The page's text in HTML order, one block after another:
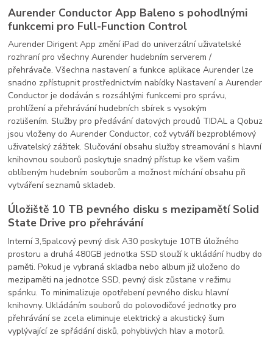
Aurender Conductor App Baleno s pohodlnými
funkcemi pro Full-Function Control
Aurender Dirigent App změní iPad do univerzální uživatelské
rozhraní pro všechny Aurender hudebním serverem /
přehrávače. Všechna nastavení a funkce aplikace Aurender lze
snadno zpřístupnit prostřednictvím nabídky Nastavení a Aurender
Conductor je dodáván s rozsáhlými funkcemi pro správu,
prohlížení a přehrávání hudebních sbírek s vysokým
rozlišením. Služby pro předávání datových proudů TIDAL a Qobuz
jsou vloženy do Aurender Conductor, což vytváří bezproblémový
uživatelský zážitek. Slučování obsahu služby streamování s hlavní
knihovnou souborů poskytuje snadný přístup ke všem vašim
oblíbeným hudebním souborům a možnost míchání obsahu při
vytváření seznamů skladeb.
Úložiště 10 TB pevného disku s mezipamětí Solid
State Drive pro přehrávání
Interní 3,5palcový pevný disk A30 poskytuje 10TB úložného
prostoru a druhá 480GB jednotka SSD slouží k ukládání hudby do
paměti. Pokud je vybraná skladba nebo album již uloženo do
mezipaměti na jednotce SSD, pevný disk zůstane v režimu
spánku. To minimalizuje opotřebení pevného disku hlavní
knihovny. Ukládáním souborů do polovodičové jednotky pro
přehrávání se zcela eliminuje elektrický a akustický šum
vyplývající ze spřádání disků, pohyblivých hlav a motorů.